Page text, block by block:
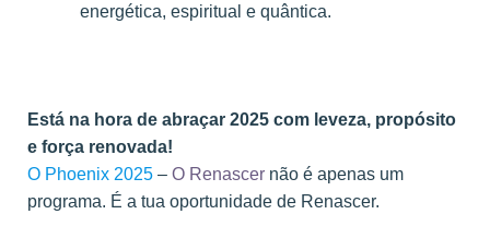
energética, espiritual e quântica.
Está na hora de abraçar 2025 com leveza, propósito
e força renovada!
O Phoenix 2025 – O Renascer não é apenas um
programa. É a tua oportunidade de Renascer.